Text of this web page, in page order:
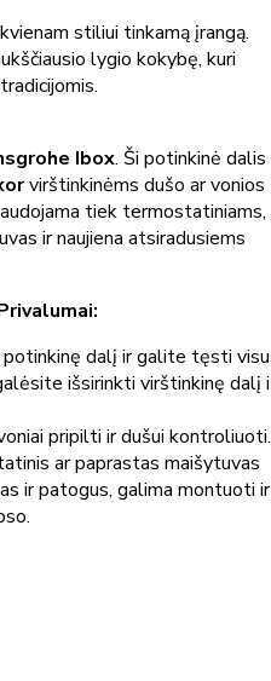
stiliui tinkamą įrangą.
lygio kokybę, kuri
Ibox. Ši potinkinė dalis
virštinkinėms dušo ar vonios
tiek termostatiniams,
ir naujiena atsiradusiems
dalį ir galite tęsti
išsirinkti virštinkinę dalį
pripilti ir dušui kontroliuoti.
ar paprastas maišytuvas
ir patogus, galima montuoti ir